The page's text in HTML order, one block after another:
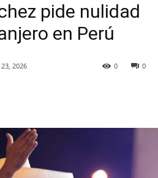
pide nulidad
en Perú
2026 0
0